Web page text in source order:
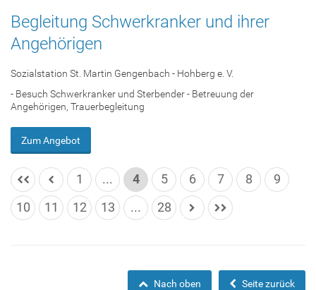
Begleitung Schwerkranker und ihrer
Angehörigen
Sozialstation St. Martin Gengenbach - Hohberg e. V.
- Besuch Schwerkranker und Sterbender - Betreuung der
Angehörigen, Trauerbegleitung
Zum Angebot
1 ... 4 5 6 7 8
9
10
11 12 13 ... 28
Seite zurück
Nach oben